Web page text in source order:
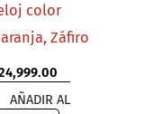
color
Záfiro
AÑADIR AL